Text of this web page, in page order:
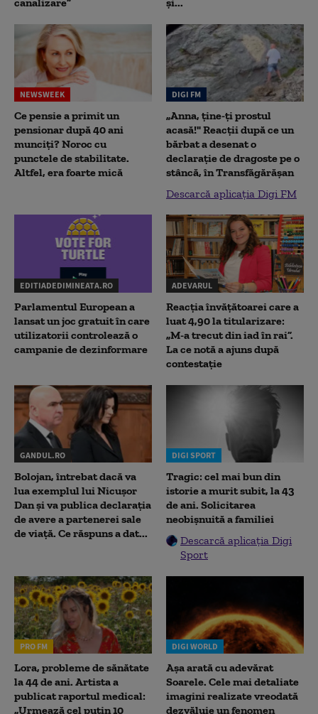
NEWSWEEK
Ce pensie a primit un
pensionar după 40 ani
munciți? Noroc cu
punctele de stabilitate.
Altfel, era foarte mică
DIGI FM
„Anna, ţine-ţi prostul
acasă!" Reacţii după ce un
bărbat a desenat o
declaraţie de dragoste pe o
stâncă, în Transfăgărăşan
Descarcă aplicația Digi FM
EDITIADEDIMINEATA.RO
Parlamentul European a
lansat un joc gratuit în care
utilizatorii controlează o
campanie de dezinformare
ADEVARUL
Reacția învățătoarei care a
luat 4,90 la titularizare:
„M-a trecut din iad în rai”.
La ce notă a ajuns după
contestație
GANDUL.RO
Bolojan, întrebat dacă va
lua exemplul lui Nicușor
Dan și va publica declarația
de avere a partenerei sale
de viață. Ce răspuns a dat...
DIGI SPORT
Tragic: cel mai bun din
istorie a murit subit, la 43
de ani. Solicitarea
neobișnuită a familiei
Descarcă aplicația Digi
Sport
PRO FM
Lora, probleme de sănătate
la 44 de ani. Artista a
publicat raportul medical:
„Urmează cel puțin 10
DIGI WORLD
Așa arată cu adevărat
Soarele. Cele mai detaliate
imagini realizate vreodată
dezvăluie un fenomen